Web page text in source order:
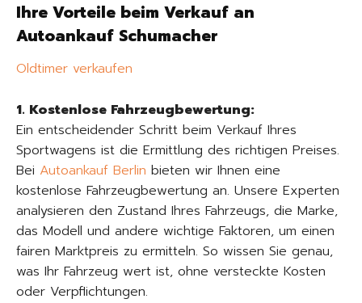
Ihre Vorteile beim Verkauf an
Autoankauf Schumacher
Oldtimer verkaufen
1. Kostenlose Fahrzeugbewertung:
Ein entscheidender Schritt beim Verkauf Ihres
Sportwagens ist die Ermittlung des richtigen Preises.
Bei Autoankauf Berlin bieten wir Ihnen eine
kostenlose Fahrzeugbewertung an. Unsere Experten
analysieren den Zustand Ihres Fahrzeugs, die Marke,
das Modell und andere wichtige Faktoren, um einen
fairen Marktpreis zu ermitteln. So wissen Sie genau,
was Ihr Fahrzeug wert ist, ohne versteckte Kosten
oder Verpflichtungen.